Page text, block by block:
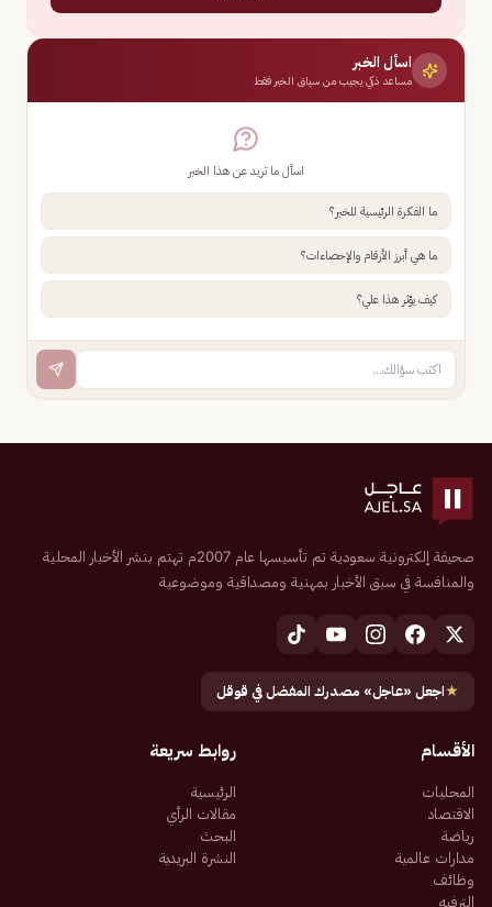
اسأل الخبر
مساعد ذكي يجيب من سياق الخبر فقط
اسأل ما تريد عن هذا الخبر
ما الفكرة الرئيسية للخبر؟
ما هي أبرز الأرقام والإحصاءات؟
كيف يؤثر هذا علي؟
صحيفة إلكترونية سعودية تم تأسيسها عام 2007م تهتم بنشر الأخبار المحلية
والمنافسة في سبق الأخبار بمهنية ومصداقية وموضوعية
★اجعل «عاجل» مصدرك المفضل في قوقل
الأقسام
المحليات
الاقتصاد
رياضة
مدارات عالمية
وظائف
الترفيه
روابط سريعة
الرئيسية
مقالات الرأي
البحث
النشرة البريدية